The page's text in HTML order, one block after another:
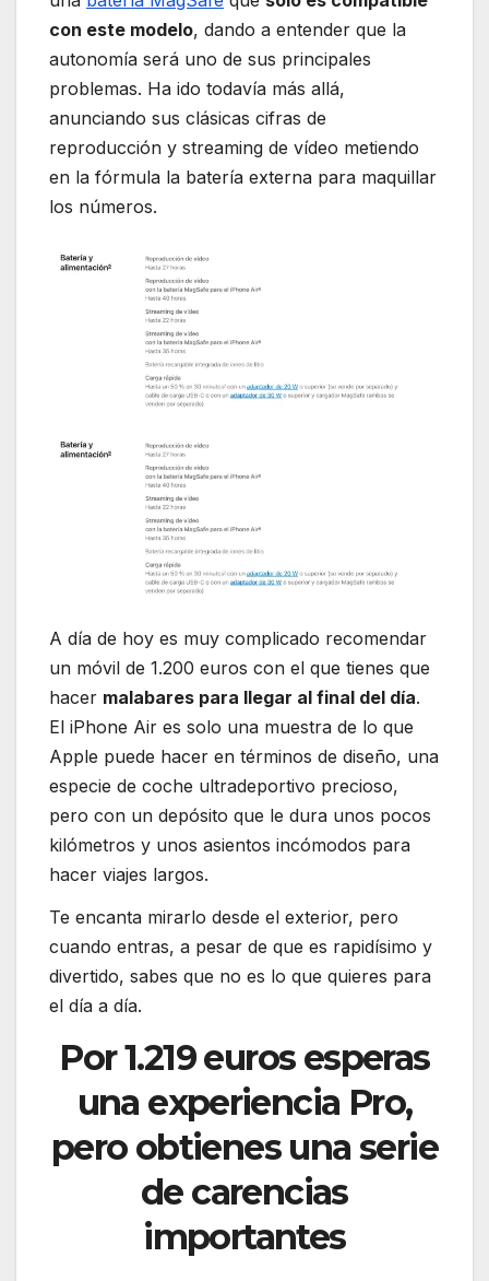
con este modelo, dando a entender que la
autonomía será uno de sus principales
problemas. Ha ido todavía más allá,
anunciando sus clásicas cifras de
reproducción y streaming de vídeo metiendo
en la fórmula la batería externa para maquillar
los números.
A día de hoy es muy complicado recomendar
un móvil de 1.200 euros con el que tienes que
hacer malabares para llegar al final del día.
El iPhone Air es solo una muestra de lo que
Apple puede hacer en términos de diseño, una
especie de coche ultradeportivo precioso,
pero con un depósito que le dura unos pocos
kilómetros y unos asientos incómodos para
hacer viajes largos.
Te encanta mirarlo desde el exterior, pero
cuando entras, a pesar de que es rapidísimo y
divertido, sabes que no es lo que quieres para
el día a día.
Por 1.219 euros esperas
una experiencia Pro,
pero obtienes una serie
de carencias
importantes